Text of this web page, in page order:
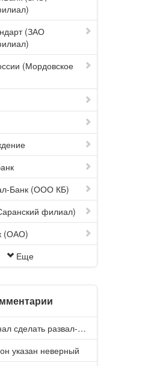
(ЗАО
(Мордовское
Банк (ООО КБ)
филиал)
(ОАО)
Еще
Подогнал сделать развал-схождение, сделали- машина уходит на право и колеса проверил все хорошо с атмосферами ужас как можно делать авто, не ужели не берегут свою репутацию, не советую.
указан неверный